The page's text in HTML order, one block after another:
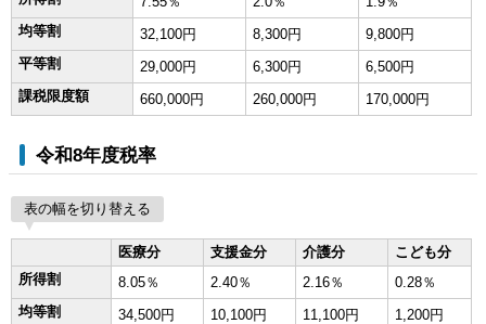
均等割
32,100円 8,300円
9,800円
平等割
29,000円 6,300円
6,500円
課税限度額
660,000円 260,000円 170,000円
令和8年度税率
表の幅を切り替える
医療分 支援金分 介護分
こども分
所得割
8.05％ 2.40％ 2.16％
0.28％
均等割
34,500円 10,100円 11,100円
1,200円